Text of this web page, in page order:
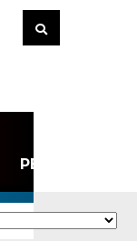
PEDOMAN